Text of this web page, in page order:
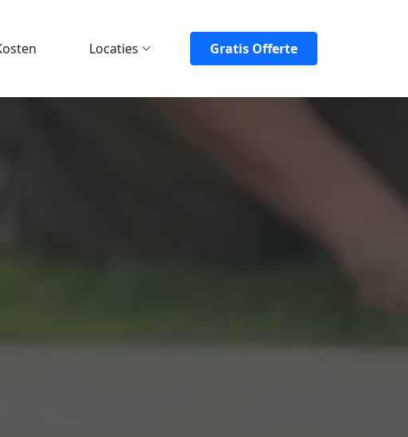
Locaties Gratis Offerte